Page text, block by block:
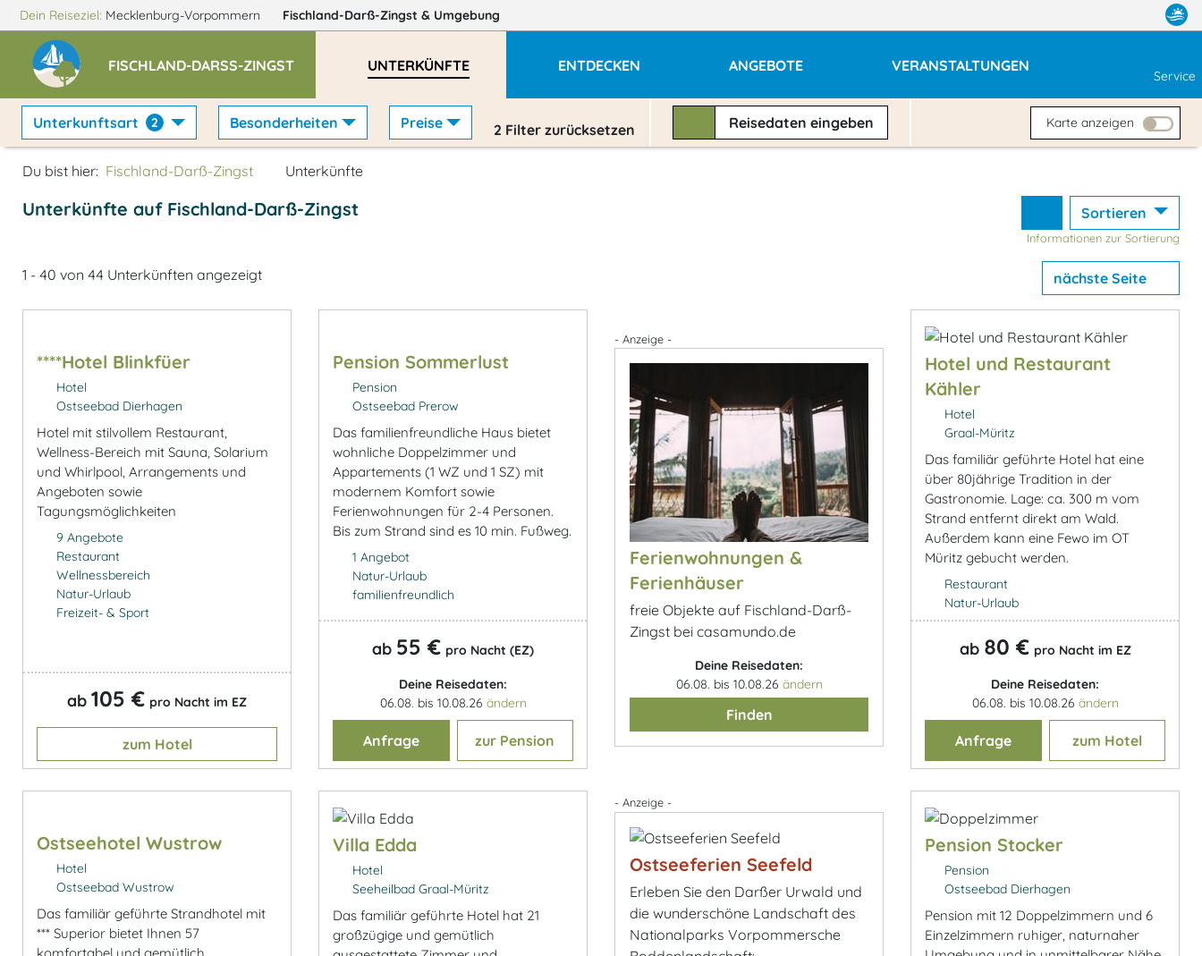
Dein Reiseziel: Mecklenburg-Vorpommern Fischland-Darß-Zingst & Umgebung
FISCHLAND-DARSS-ZINGST UNTERKÜNFTE ENTDECKEN ANGEBOTE VERANSTALTUNGEN
Service
Unterkunftsart 2 Besonderheiten Preise 2 Filter zurücksetzen Reisedateneingeben Karte anzeigen
Du bist hier: Fischland-Darß-Zingst Unterkünfte
Unterkünfte auf Fischland-Darß-Zingst Sortieren
Informationen zur Sortierung
1 - 40 von 44 Unterkünften angezeigt nächste Seite
****Hotel Blinkfüer
Hotel
Ostseebad Dierhagen
Hotel mit stilvollem Restaurant,
Wellness-Bereich mit Sauna, Solarium
und Whirlpool, Arrangements und
Angeboten sowie
Tagungsmöglichkeiten
9 Angebote
Restaurant
Wellnessbereich
Natur-Urlaub
Freizeit- & Sport
ab 105 € pro Nacht im EZ
zum Hotel
Pension Sommerlust
Pension
Ostseebad Prerow
Das familienfreundliche Haus bietet
wohnliche Doppelzimmer und
Appartements (1 WZ und 1 SZ) mit
modernem Komfort sowie
Ferienwohnungen für 2-4 Personen.
Bis zum Strand sind es 10 min. Fußweg.
1 Angebot
Natur-Urlaub
familienfreundlich
ab 55 € pro Nacht (EZ)
Deine Reisedaten:
06.08. bis 10.08.26 ändern
Anfrage zur Pension
- Anzeige -
Ferienwohnungen &
Ferienhäuser
freie Objekte auf Fischland-Darß-
Zingst bei casamundo.de
Deine Reisedaten:
06.08. bis 10.08.26 ändern
Finden
Hotel und Restaurant
Kähler
Hotel
Graal-Müritz
Das familiär geführte Hotel hat eine
über 80jährige Tradition in der
Gastronomie. Lage: ca. 300 m vom
Strand entfernt direkt am Wald.
Außerdem kann eine Fewo im OT
Müritz gebucht werden.
Restaurant
Natur-Urlaub
ab 80 € pro Nacht im EZ
Deine Reisedaten:
06.08. bis 10.08.26 ändern
Anfrage zum Hotel
Ostseehotel Wustrow
Hotel
Ostseebad Wustrow
Das familiär geführte Strandhotel mit
*** Superior bietet Ihnen 57
Villa Edda
Hotel
Seeheilbad Graal-Müritz
Das familiär geführte Hotel hat 21
großzügige und gemütlich
- Anzeige -
Ostseeferien Seefeld
Erleben Sie den Darßer Urwald und
die wunderschöne Landschaft des
Nationalparks Vorpommersche
Pension Stocker
Pension
Ostseebad Dierhagen
Pension mit 12 Doppelzimmern und 6
Einzelzimmern ruhiger, naturnaher